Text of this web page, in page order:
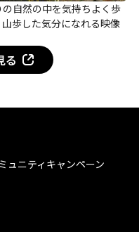
自然の中を気持ちよく歩
歩した気分になれる映像
る
ュニティ キャンペーン